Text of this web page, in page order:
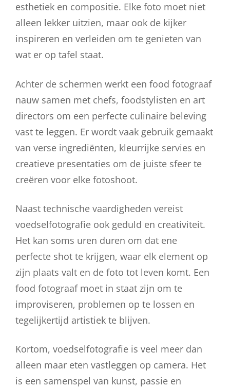
esthetiek en compositie. Elke foto moet niet
alleen lekker uitzien, maar ook de kijker
inspireren en verleiden om te genieten van
wat er op tafel staat.
Achter de schermen werkt een food fotograaf
nauw samen met chefs, foodstylisten en art
directors om een perfecte culinaire beleving
vast te leggen. Er wordt vaak gebruik gemaakt
van verse ingrediënten, kleurrijke servies en
creatieve presentaties om de juiste sfeer te
creëren voor elke fotoshoot.
Naast technische vaardigheden vereist
voedselfotografie ook geduld en creativiteit.
Het kan soms uren duren om dat ene
perfecte shot te krijgen, waar elk element op
zijn plaats valt en de foto tot leven komt. Een
food fotograaf moet in staat zijn om te
improviseren, problemen op te lossen en
tegelijkertijd artistiek te blijven.
Kortom, voedselfotografie is veel meer dan
alleen maar eten vastleggen op camera. Het
is een samenspel van kunst, passie en